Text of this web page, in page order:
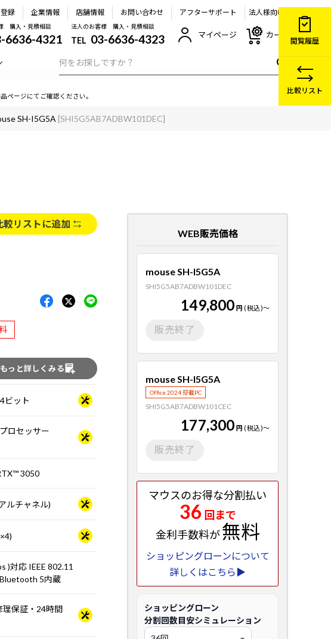
録 企業情報 店舗情報 お問い合わせ アフターサポート 法人様向け
購入・見積相談
6636-4321
法人のお客様 購入・見積相談
TEL 03-6636-4323 マイページ カート
ページにてご確認ください。
SH-I5G5A [SHI5G5AB7ADBW101DEC]
較リストに追加
もっと詳しくみる
ビット
ロセッサー
3050
ルチャネル)
)対応 IEEE 802.11
5内蔵
理保証・24時間
WEB販売価格
mouse SH-I5G5A
SHI5G5AB7ADBW101DEC
149,800 円 (税込)～
販売終了
mouse SH-I5G5A
Office 2024 搭載PC
SHI5G5AB7ADBW101CEC
177,300 円 (税込)～
販売終了
マウスのお得な分割払い
36 回まで
金利手数料が無料
ショッピングローンについて
詳しくはこちら▶
ショッピングローン
分割回数目安シミュレーション
閲覧履歴
比較リスト